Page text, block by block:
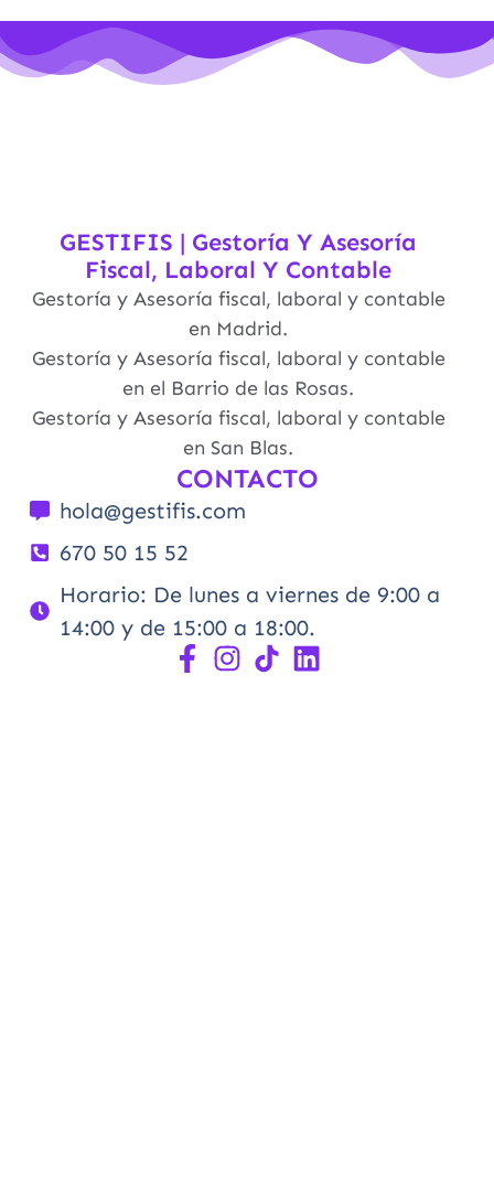
GESTIFIS | Gestoría Y Asesoría
Fiscal, Laboral Y Contable
Gestoría y Asesoría fiscal, laboral y contable
en Madrid.
Gestoría y Asesoría fiscal, laboral y contable
en el Barrio de las Rosas.
Gestoría y Asesoría fiscal, laboral y contable
en San Blas.
CONTACTO
hola@gestifis.com
670 50 15 52
Horario: De lunes a viernes de 9:00 a
14:00 y de 15:00 a 18:00.